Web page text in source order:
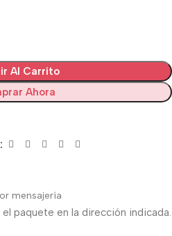
Al Carrito
Ahora
mensajería
paquete en la dirección indicada.